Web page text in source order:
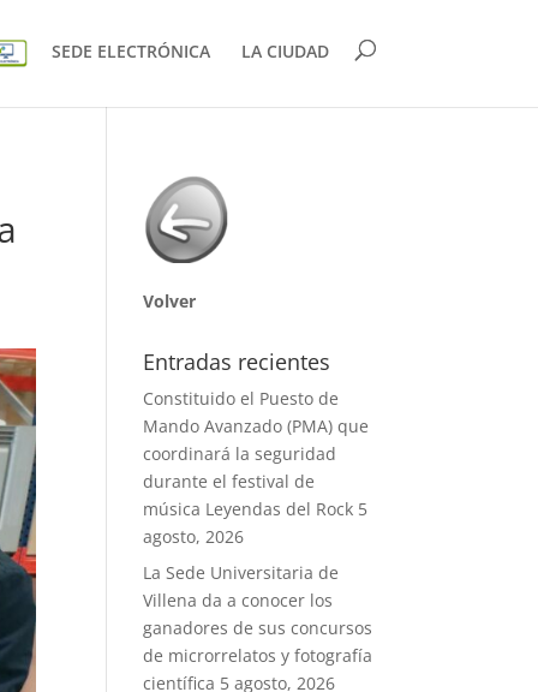
SEDE ELECTRÓNICA LA CIUDAD
Volver
Entradas recientes
Constituido el Puesto de
Mando Avanzado (PMA) que
coordinará la seguridad
durante el festival de
música Leyendas del Rock 5
agosto, 2026
La Sede Universitaria de
Villena da a conocer los
ganadores de sus concursos
de microrrelatos y fotografía
científica 5 agosto, 2026